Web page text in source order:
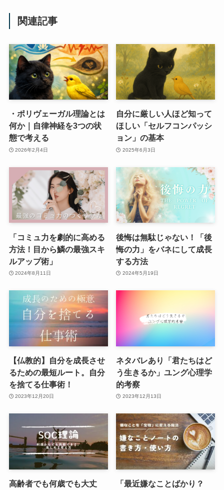
関連記事
・ポリヴェーガル理論とは
何か｜自律神経を3つの状
態で考える
2026年2月4日
自分に厳しい人ほど知って
ほしい「セルフコンパッシ
ョン」の基本
2025年6月3日
「コミュ力を劇的に高める
方法！目から鱗の最強スキ
ルアップ術」
2024年8月11日
後悔は無駄じゃない！「後
悔の力」をバネにして成長
する方法
2024年5月19日
【仏教的】自分を成長させ
るための最短ルート。自分
を捨てる仕事術！
2023年12月20日
ネタバレあり「君たちはど
う生きるか」ユング心理学
的考察
2023年12月13日
高齢者でも何歳でも大丈
「最近嫌なことばかり？